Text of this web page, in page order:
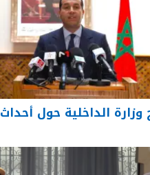
وزارة الداخلية حول أحداث